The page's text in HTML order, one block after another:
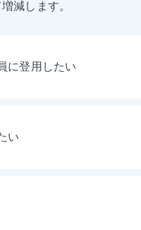
減します。
に登用したい
い